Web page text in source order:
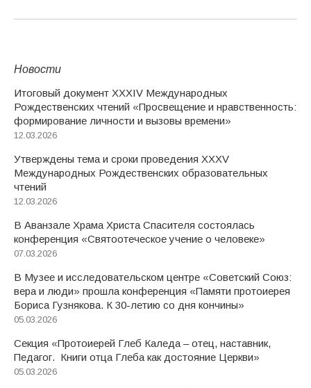
Новости
Итоговый документ XXХIV Международных
Рождественских чтений «Просвещение и нравственность:
формирование личности и вызовы времени»
12.03.2026
Утверждены тема и сроки проведения XXXV
Международных Рождественских образовательных
чтений
12.03.2026
В Аванзале Храма Христа Спасителя состоялась
конференция «Святоотеческое учение о человеке»
07.03.2026
В Музее и исследовательском центре «Советский Союз:
вера и люди» прошла конференция «Памяти протоиерея
Бориса Гузнякова. К 30-летию со дня кончины»
05.03.2026
Секция «Протоиерей Глеб Каледа – отец, наставник,
Педагог. Книги отца Глеба как достояние Церкви»
05.03.2026